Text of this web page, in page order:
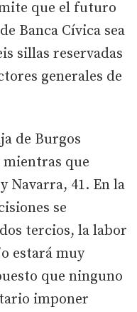
que el futuro
Banca Cívica sea
sillas reservadas
generales de
de Burgos
que
Navarra, 41. En la
se
tercios, la labor
estará muy
que ninguno
imponer